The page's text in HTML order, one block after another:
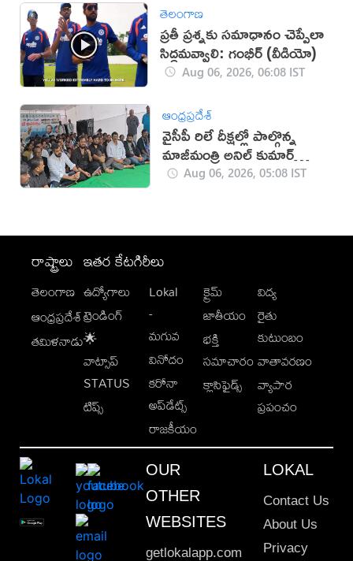
తెలంగాణ
ప్రతీ ప్రశ్నకు సమాధానం చెప్పేలా
సిద్ధమవ్వాలి: గంభీర్ (వీడియో)
Aug 06, 2026, 06:08 IST
ఆంధ్రప్రదేశ్
వైసీపీ రిలే దీక్షల్లో పాల్గొన్న
మాజీమంత్రి అనిల్ కుమార్
యాదవ్Aug 06, 2026, 05:08 IST
రాష్ట్రాలు
తెలంగాణ
ఆంధ్రప్రదేశ్
తమిళనాడు
ఇతర కేటగిరీలు
ఉద్యోగాలు
ట్రెండింగ్
🌟
వాట్సాప్
STATUS
టిప్స్
Lokal
-
మగువ
వినోదం
కరోనా
అప్‌డేట్స్
రాజకీయం
క్రైమ్
జాతీయం
భక్తి
సమాచారం
క్లాసిఫైడ్స్
విద్య
రైతు
కుటుంబం
వాతావరణం
వ్యాపార
ప్రపంచం
OUR
OTHER
WEBSITES
getlokalapp.com
LOKAL
Contact Us
About Us
Privacy